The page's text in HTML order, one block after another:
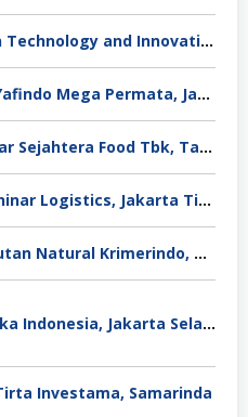
Satpam PT Paragon Technology and Innovation Jakarta
Legal Manager PT Yafindo Mega Permata, Jakarta Barat
Security PT Tiga Pilar Sejahtera Food Tbk, Tangerang
Legal Officer PT Puninar Logistics, Jakarta Timur
Legal Officer PT Lautan Natural Krimerindo, Mojokerto
Satpam PT Otsuka Indonesia, Jakarta Selatan
Investama, Samarinda